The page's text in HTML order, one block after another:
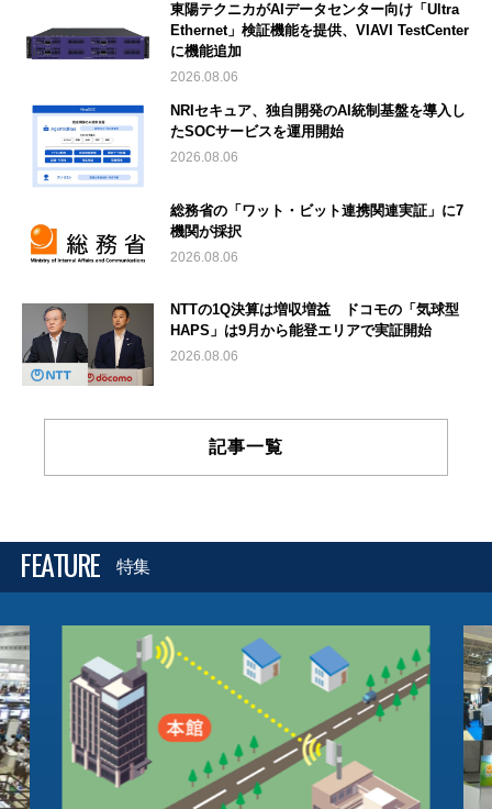
東陽テクニカがAIデータセンター向け「Ultra
Ethernet」検証機能を提供、VIAVI TestCenter
に機能追加
2026.08.06
NRIセキュア、独自開発のAI統制基盤を導入し
たSOCサービスを運用開始
2026.08.06
総務省の「ワット・ビット連携関連実証」に7
機関が採択
2026.08.06
NTTの1Q決算は増収増益 ドコモの「気球型
HAPS」は9月から能登エリアで実証開始
2026.08.06
記事一覧
FEATURE 特集